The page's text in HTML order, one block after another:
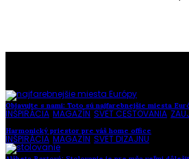
Objavujte s nami: Toto sú najfarebnejšie miesta
INŠPIRÁCIA MAGAZÍN SVET CESTOVANIA
Harmonický priestor pre váš home office
INŠPIRÁCIA MAGAZÍN SVET DIZAJNU